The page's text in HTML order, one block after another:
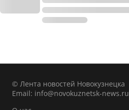
© Лента новостей Новокузнецка
Email: info@novokuznetsk-news.ru